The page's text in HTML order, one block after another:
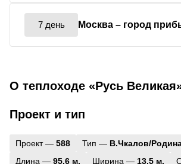
7 день Москва – город
О теплоходе «Русь
Проект и тип
Проект — 588 Тип — В.Чкалов/
Длина — 95.6 м. Ширина — 13.5 м.